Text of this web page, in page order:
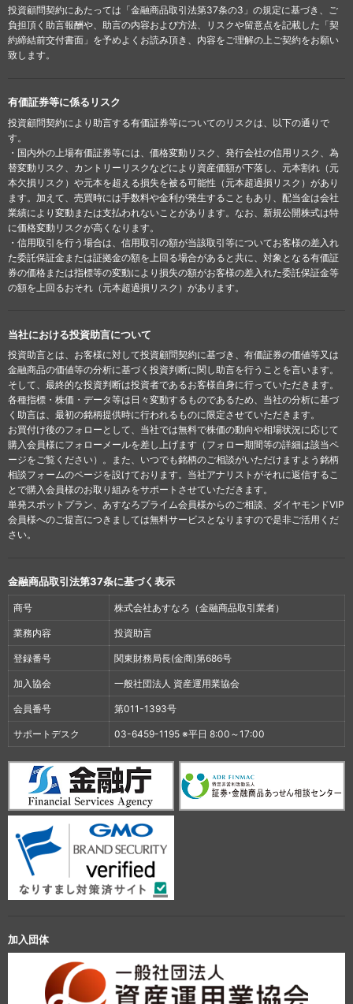
投資顧問契約にあたっては「金融商品取引法第37条の3」の規定に基づき、ご
負担頂く助言報酬や、助言の内容および方法、リスクや留意点を記載した「契
約締結前交付書面」を予めよくお読み頂き、内容をご理解の上ご契約をお願い
致します。
有価証券等に係るリスク
投資顧問契約により助言する有価証券等についてのリスクは、以下の通りで
す。
・国内外の上場有価証券等には、価格変動リスク、発行会社の信用リスク、為
替変動リスク、カントリーリスクなどにより資産価額が下落し、元本割れ（元
本欠損リスク）や元本を超える損失を被る可能性（元本超過損リスク）があり
ます。加えて、売買時には手数料や金利が発生することもあり、配当金は会社
業績により変動または支払われないことがあります。なお、新規公開株式は特
に価格変動リスクが高くなります。
・信用取引を行う場合は、信用取引の額が当該取引等についてお客様の差入れ
た委託保証金または証拠金の額を上回る場合があると共に、対象となる有価証
券の価格または指標等の変動により損失の額がお客様の差入れた委託保証金等
の額を上回るおそれ（元本超過損リスク）があります。
当社における投資助言について
投資助言とは、お客様に対して投資顧問契約に基づき、有価証券の価値等又は
金融商品の価値等の分析に基づく投資判断に関し助言を行うことを言います。
そして、最終的な投資判断は投資者であるお客様自身に行っていただきます。
各種指標・株価・データ等は日々変動するものであるため、当社の分析に基づ
く助言は、最初の銘柄提供時に行われるものに限定させていただきます。
お買付け後のフォローとして、当社では無料で株価の動向や相場状況に応じて
購入会員様にフォローメールを差し上げます（フォロー期間等の詳細は該当ペ
ージをご覧ください）。また、いつでも銘柄のご相談がいただけますよう銘柄
相談フォームのページを設けております。当社アナリストがそれに返信するこ
とで購入会員様のお取り組みをサポートさせていただきます。
単発スポットプラン、あすなろプライム会員様からのご相談、ダイヤモンドVIP
会員様へのご提言につきましては無料サービスとなりますので是非ご活用くだ
さい。
金融商品取引法第37条に基づく表示
商号 株式会社あすなろ（金融商品取引業者）
業務内容 投資助言
登録番号 関東財務局長(金商)第686号
加入協会 一般社団法人 資産運用業協会
会員番号 第011-1393号
サポートデスク 03-6459-1195 ※平日 8:00～17:00
加入団体